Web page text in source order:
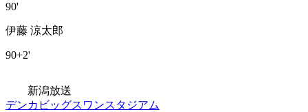
90'
伊藤 涼太郎
90+2'
新潟放送
デンカビッグスワンスタジアム